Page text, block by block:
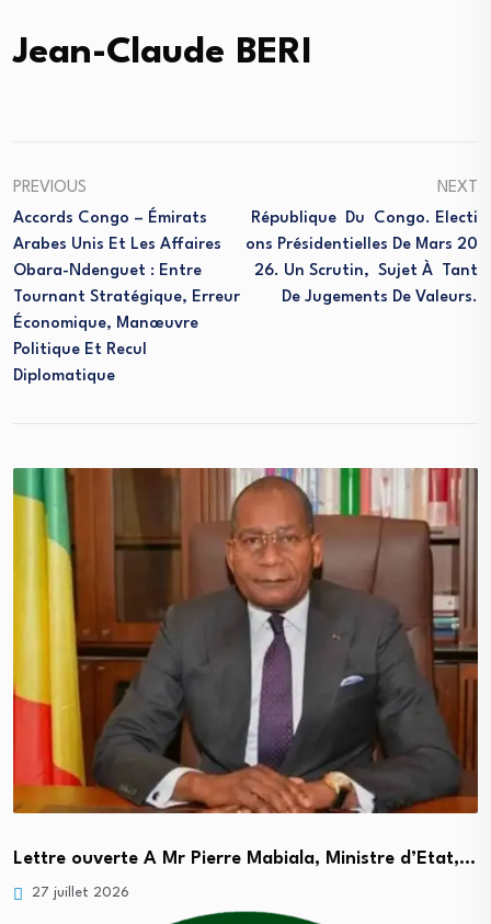
Jean-Claude BERI
PREVIOUS
Accords Congo – Émirats
Arabes Unis Et Les Affaires
Obara-Ndenguet : Entre
Tournant Stratégique, Erreur
Économique, Manœuvre
Politique Et Recul
Diplomatique
NEXT
République Du Congo. Electi
Ons Présidentielles De Mars 20
26. Un Scrutin, Sujet À Tant
De Jugements De Valeurs.
Lettre ouverte A Mr Pierre Mabiala, Ministre d’Etat,…
27 juillet 2026